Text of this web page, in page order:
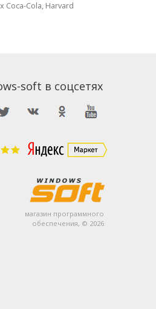
Coca-Cola, Harvard
soft в соцсетях
магазин программного
обеспечения, © 2026